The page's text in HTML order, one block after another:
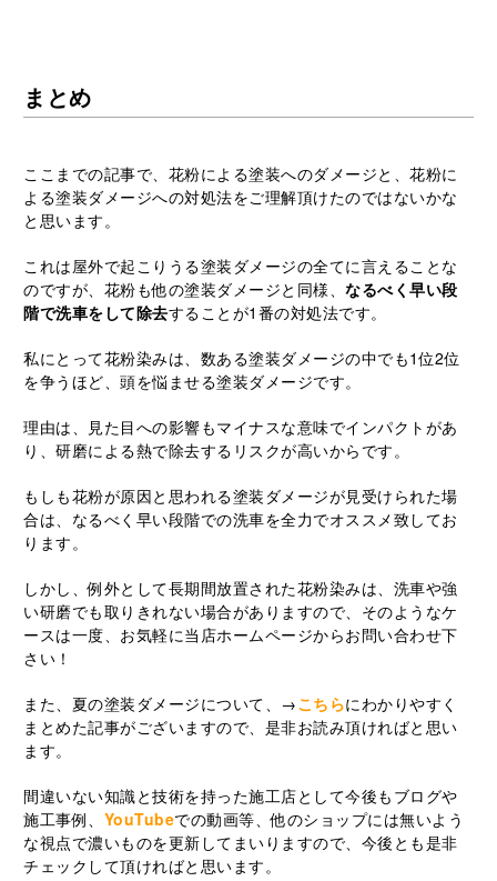
まとめ
ここまでの記事で、花粉による塗装へのダメージと、花粉に
よる塗装ダメージへの対処法をご理解頂けたのではないかな
と思います。
これは屋外で起こりうる塗装ダメージの全てに言えることな
のですが、花粉も他の塗装ダメージと同様、なるべく早い段
階で洗車をして除去することが1番の対処法です。
私にとって花粉染みは、数ある塗装ダメージの中でも1位2位
を争うほど、頭を悩ませる塗装ダメージです。
理由は、見た目への影響もマイナスな意味でインパクトがあ
り、研磨による熱で除去するリスクが高いからです。
もしも花粉が原因と思われる塗装ダメージが見受けられた場
合は、なるべく早い段階での洗車を全力でオススメ致してお
ります。
しかし、例外として長期間放置された花粉染みは、洗車や強
い研磨でも取りきれない場合がありますので、そのようなケ
ースは一度、お気軽に当店ホームページからお問い合わせ下
さい！
また、夏の塗装ダメージについて、→こちらにわかりやすく
まとめた記事がございますので、是非お読み頂ければと思い
ます。
間違いない知識と技術を持った施工店として今後もブログや
施工事例、 YouTubeでの動画等、他のショップには無いよう
な視点で濃いものを更新してまいりますので、今後とも是非
チェックして頂ければと思います。